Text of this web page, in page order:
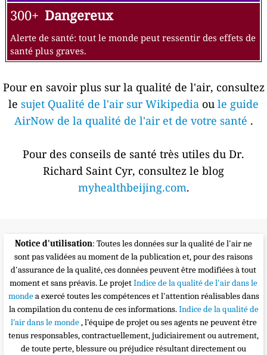
300+ Dangereux
Alerte de santé: tout le monde peut ressentir des effets de
santé plus graves.
Pour en savoir plus sur la qualité de l'air, consultez
le sujet Qualité de l'air sur Wikipedia ou le guide
AirNow de la qualité de l'air et de votre santé .
Pour des conseils de santé très utiles du Dr.
Richard Saint Cyr, consultez le blog
myhealthbeijing.com.
Notice d'utilisation: Toutes les données sur la qualité de l'air ne
sont pas validées au moment de la publication et, pour des raisons
d'assurance de la qualité, ces données peuvent être modifiées à tout
moment et sans préavis. Le projetIndice de la qualité de l'air dans le
mondea exercé toutes les compétences et l'attention réalisables dans
la compilation du contenu de ces informations.Indice de la qualité de
l’air dans le monde, l’équipe de projet ou ses agents ne peuvent être
tenus responsables, contractuellement, judiciairement ou autrement,
de toute perte, blessure ou préjudice résultant directement ou